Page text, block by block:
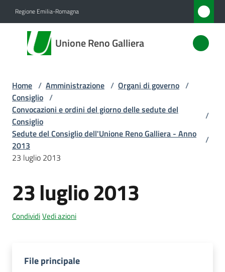
Regione Emilia-Romagna
Unione Reno Galliera
Unione
Reno
Amministrazione
Menu selezionato
Novità
Servizi
Vivere
l'Unione
Amministrazione
Home / Amministrazione / Organi di governo /
Consiglio /
Convocazioni e ordini del giorno delle sedute del
Consiglio
/
Sedute del Consiglio dell'Unione Reno Galliera - Anno
2013
/
23 luglio 2013
23 luglio 2013
CondividiVedi azioni
File principale